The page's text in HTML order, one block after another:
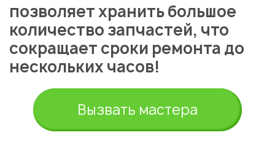
позволяет хранить большое
количество запчастей, что
сокращает сроки ремонта до
нескольких часов!
Вызвать мастера